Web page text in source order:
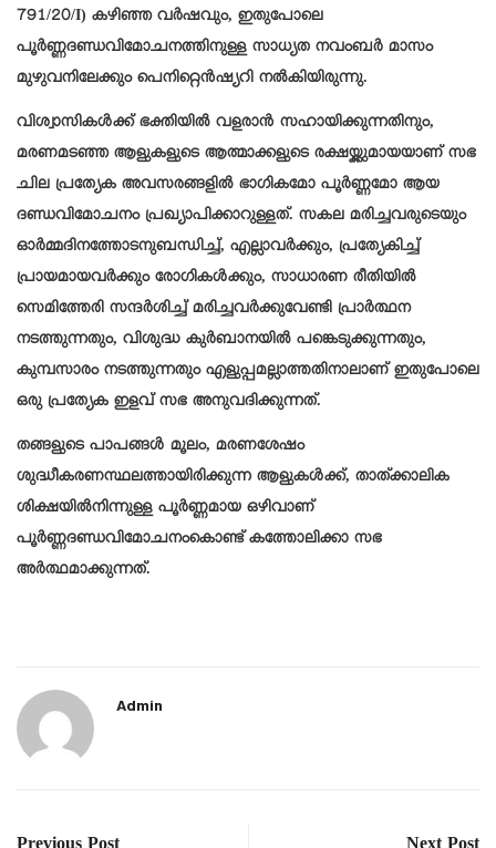
791/20/I) കഴിഞ്ഞ വർഷവും, ഇതുപോലെ
പൂർണ്ണദണ്ഡവിമോചനത്തിനുള്ള സാധ്യത നവംബർ മാസം
മുഴുവനിലേക്കും പെനിറ്റെൻഷ്യറി നൽകിയിരുന്നു.
വിശ്വാസികൾക്ക് ഭക്തിയിൽ വളരാൻ സഹായിക്കുന്നതിനും,
മരണമടഞ്ഞ ആളുകളുടെ ആത്മാക്കളുടെ രക്ഷയ്ക്കുമായയാണ് സഭ
ചില പ്രത്യേക അവസരങ്ങളിൽ ഭാഗികമോ പൂർണ്ണമോ ആയ
ദണ്ഡവിമോചനം പ്രഖ്യാപിക്കാറുള്ളത്. സകല മരിച്ചവരുടെയും
ഓർമ്മദിനത്തോടനുബന്ധിച്ച്, എല്ലാവർക്കും, പ്രത്യേകിച്ച്
പ്രായമായവർക്കും രോഗികൾക്കും, സാധാരണ രീതിയിൽ
സെമിത്തേരി സന്ദർശിച്ച് മരിച്ചവർക്കുവേണ്ടി പ്രാർത്ഥന
നടത്തുന്നതും, വിശുദ്ധ കുർബാനയിൽ പങ്കെടുക്കുന്നതും,
കുമ്പസാരം നടത്തുന്നതും എളുപ്പമല്ലാത്തതിനാലാണ് ഇതുപോലെ
ഒരു പ്രത്യേക ഇളവ് സഭ അനുവദിക്കുന്നത്.
തങ്ങളുടെ പാപങ്ങൾ മൂലം, മരണശേഷം
ശുദ്ധീകരണസ്ഥലത്തായിരിക്കുന്ന ആളുകൾക്ക്, താത്ക്കാലിക
ശിക്ഷയിൽനിന്നുള്ള പൂർണ്ണമായ ഒഴിവാണ്
പൂർണ്ണദണ്ഡവിമോചനംകൊണ്ട് കത്തോലിക്കാ സഭ
അർത്ഥമാക്കുന്നത്.
Admin